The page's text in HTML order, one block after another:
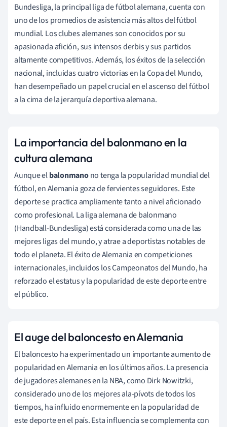
Bundesliga, la principal liga de fútbol alemana, cuenta con
uno de los promedios de asistencia más altos del fútbol
mundial. Los clubes alemanes son conocidos por su
apasionada afición, sus intensos derbis y sus partidos
altamente competitivos. Además, los éxitos de la selección
nacional, incluidas cuatro victorias en la Copa del Mundo,
han desempeñado un papel crucial en el ascenso del fútbol
a la cima de la jerarquía deportiva alemana.
La importancia del balonmano en la
cultura alemana
Aunque elbalonmanono tenga la popularidad mundial del
fútbol, en Alemania goza de fervientes seguidores. Este
deporte se practica ampliamente tanto a nivel aficionado
como profesional. La liga alemana de balonmano
(Handball-Bundesliga) está considerada como una de las
mejores ligas del mundo, y atrae a deportistas notables de
todo el planeta. El éxito de Alemania en competiciones
internacionales, incluidos los Campeonatos del Mundo, ha
reforzado el estatus y la popularidad de este deporte entre
el público.
El auge del baloncesto en Alemania
El baloncesto ha experimentado un importante aumento de
popularidad en Alemania en los últimos años. La presencia
de jugadores alemanes en la NBA, como Dirk Nowitzki,
considerado uno de los mejores ala-pívots de todos los
tiempos, ha influido enormemente en la popularidad de
este deporte en el país. Esta influencia se complementa con